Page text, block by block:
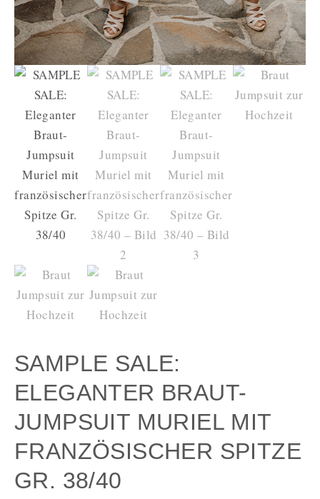
SAMPLE SALE:
ELEGANTER BRAUT-
JUMPSUIT MURIEL MIT
FRANZÖSISCHER SPITZE
GR. 38/40